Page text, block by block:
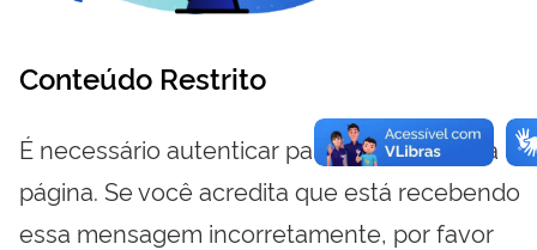
Conteúdo Restrito
É necessário autenticar para visualizar essa
página. Se você acredita que está recebendo
essa mensagem incorretamente, por favor